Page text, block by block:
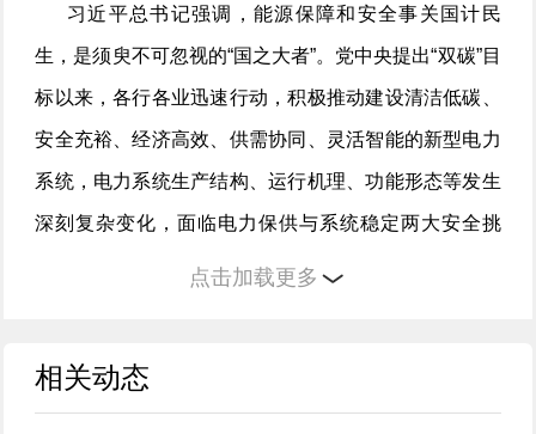
习近平总书记强调，能源保障和安全事关国计民
生，是须臾不可忽视的“国之大者”。党中央提出“双碳”目
标以来，各行各业迅速行动，积极推动建设清洁低碳、
安全充裕、经济高效、供需协同、灵活智能的新型电力
系统，电力系统生产结构、运行机理、功能形态等发生
深刻复杂变化，面临电力保供与系统稳定两大安全挑
战。一方面，电源结构由可控连续出力的煤电装机占主
弱，同时未来较长一段时期内电力消费仍将刚性增长，
点击加载更多
相关动态